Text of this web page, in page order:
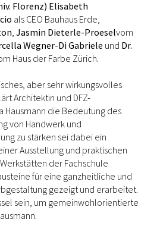
Florenz) Elisabeth
als CEO Bauhaus Erde,
, Jasmin Dieterle-Proeselvom
Wegner-Di Gabriele und Dr.
Haus der Farbe Zürich.
aber sehr wirkungsvolles
Architektin und DFZ-
Hausmann die Bedeutung des
von Handwerk und
zu stärken sei dabei ein
Ausstellung und praktischen
der Fachschule
für eine ganzheitliche und
gezeigt und erarbeitet.
sein, um gemeinwohlorientierte